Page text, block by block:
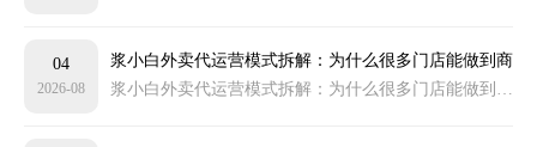
04
2026-08
浆小白外卖代运营模式拆解：为什么很多门店能做到商
圈靠前